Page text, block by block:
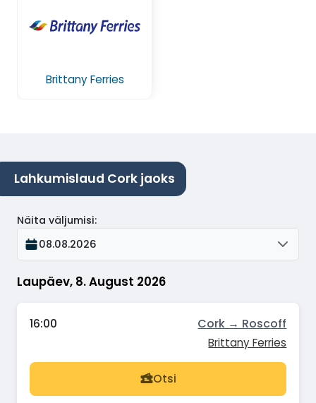
Brittany Ferries
Lahkumislaud Cork jaoks
Laupäev, 8. August 2026
Näita väljumisi:
08.08.2026
16:00 Cork → Roscoff
Brittany Ferries
Otsi